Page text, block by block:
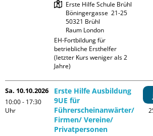
Erste Hilfe Schule Brühl
Böningergasse  21-25
50321 Brühl
Raum London
EH-Fortbildung für
betriebliche Ersthelfer
(letzter Kurs weniger als 2
Jahre)
Sa. 10.10.2026
10:00 - 17:30
Uhr
Erste Hilfe Ausbildung
9UE für
Führerscheinanwärter/
Firmen/ Vereine/
Privatpersonen